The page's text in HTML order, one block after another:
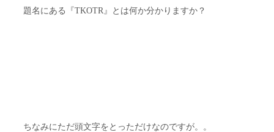
題名にある『TKOTR』とは何か分かりますか？
ちなみにただ頭文字をとっただけなのですが。。